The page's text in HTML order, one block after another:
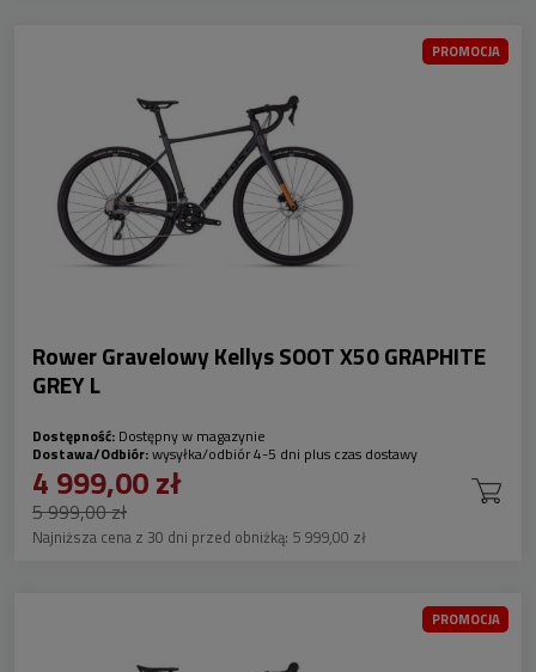
Rower Gravelowy Kellys SOOT X50 GRAPHITE
GREY L
Dostępność: Dostępny w magazynie
Dostawa/Odbiór:wysyłka/odbiór 4-5 dni plus czas dostawy
4 999,00 zł
5 999,00 zł
Najniższa cena z 30 dni przed obniżką: 5 999,00 zł
PROMOCJA
PROMOCJA